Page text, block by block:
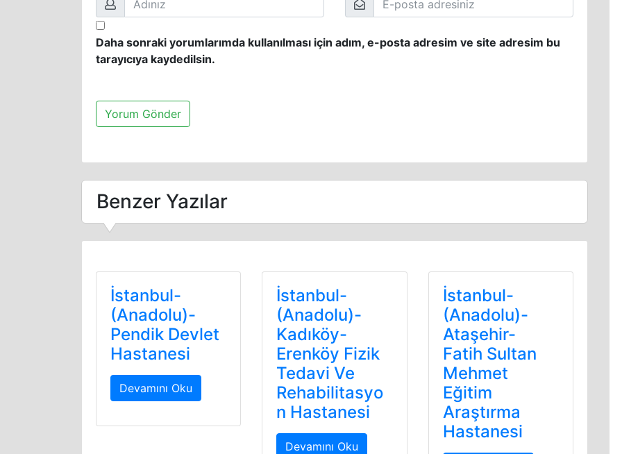
Daha sonraki yorumlarımda kullanılması için adım, e-posta adresim ve site adresim bu
tarayıcıya kaydedilsin.
Benzer Yazılar
İstanbul-
(Anadolu)-
Pendik Devlet
Hastanesi
Devamını Oku
İstanbul-
(Anadolu)-
Kadıköy-
Erenköy Fizik
Tedavi Ve
Rehabilitasyo
n Hastanesi
Devamını Oku
İstanbul-
(Anadolu)-
Ataşehir-
Fatih Sultan
Mehmet
Eğitim
Araştırma
Hastanesi